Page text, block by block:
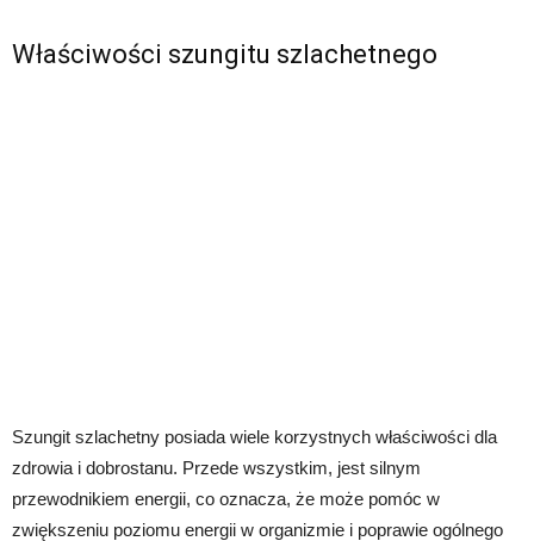
Właściwości szungitu szlachetnego
Szungit szlachetny posiada wiele korzystnych właściwości dla
zdrowia i dobrostanu. Przede wszystkim, jest silnym
przewodnikiem energii, co oznacza, że może pomóc w
zwiększeniu poziomu energii w organizmie i poprawie ogólnego